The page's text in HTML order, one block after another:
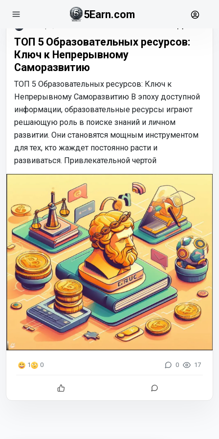
5Earn.com
ТОП 5 Образовательных ресурсов:
Ключ к Непрерывному
Саморазвитию
ТОП 5 Образовательных ресурсов: Ключ к
Непрерывному Саморазвитию В эпоху доступной
информации, образовательные ресурсы играют
решающую роль в поиске знаний и личном
развитии. Они становятся мощным инструментом
для тех, кто жаждет постоянно расти и
развиваться. Привлекательной чертой
1 0 0 17